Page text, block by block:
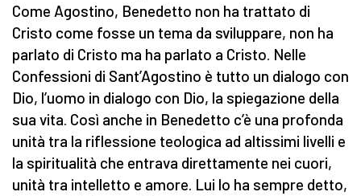
Come Agostino, Benedetto non ha trattato di
Cristo come fosse un tema da sviluppare, non ha
parlato di Cristo ma ha parlato a Cristo. Nelle
Confessioni di Sant’Agostino è tutto un dialogo con
Dio, l’uomo in dialogo con Dio, la spiegazione della
sua vita. Così anche in Benedetto c’è una profonda
unità tra la riflessione teologica ad altissimi livelli e
la spiritualità che entrava direttamente nei cuori,
unità tra intelletto e amore. Lui lo ha sempre detto,